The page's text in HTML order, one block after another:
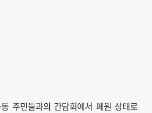
주민들과의 간담회에서 폐원 상태로